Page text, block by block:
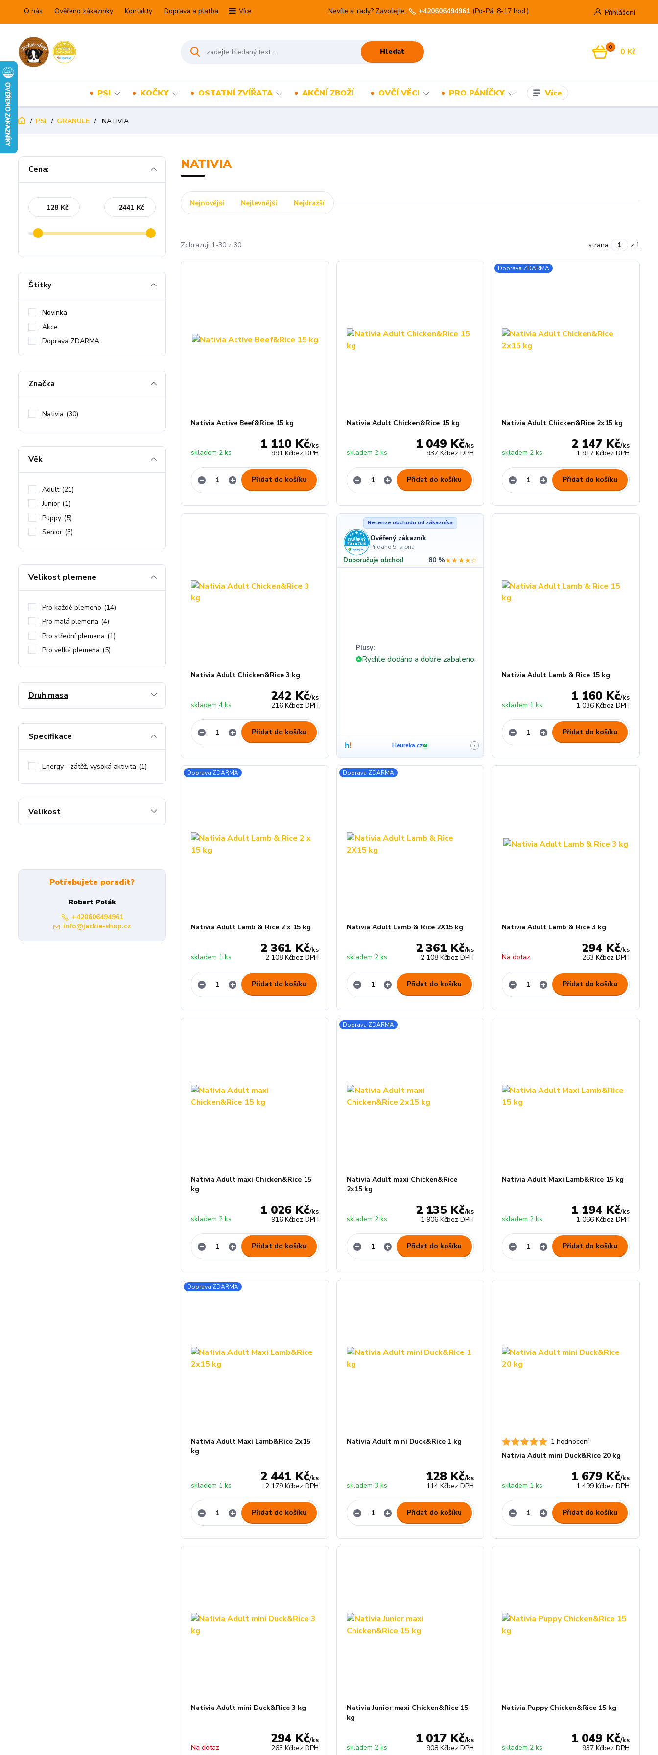
O nás Ověřeno zákazníky Kontakty Doprava a platba Více Přihlášení
Hledat
Nevíte si rady? Zavolejte. +420606494961 (Po-Pá, 8-17 hod.)
0 0 Kč
PSI KOČKY OSTATNÍ ZVÍŘATA AKČNÍ ZBOŽÍ OVČÍ VĚCI PRO PÁNÍČKY Více
PSI GRANULE NATIVIA
NATIVIA
Nejnovější Nejlevnější Nejdražší
Zobrazuji 1-30 z 30 strana z 1
Nativia Active Beef&Rice 15 kg
1 110 Kč/ks
991 Kčbez DPH
skladem 2 ks
Přidat do košíku
Nativia Adult Chicken&Rice 15 kg
1 049 Kč/ks
937 Kčbez DPH
skladem 2 ks
Přidat do košíku
Doprava ZDARMA
Nativia Adult Chicken&Rice 2x15 kg
2 147 Kč/ks
1 917 Kčbez DPH
skladem 2 ks
Přidat do košíku
Nativia Adult Chicken&Rice 3 kg
242 Kč/ks
216 Kčbez DPH
skladem 4 ks
Přidat do košíku
Recenze obchodu od zákazníka
Ověřený zákazník
Přidáno 5. srpna
Doporučuje obchod 80 %★★★★☆
Plusy:
+ Rychle dodáno a dobře zabaleno.
Heureka.cz ✓ i
Nativia Adult Lamb & Rice 15 kg
1 160 Kč/ks
1 036 Kčbez DPH
skladem 1 ks
Přidat do košíku
Doprava ZDARMA
Nativia Adult Lamb & Rice 2 x 15 kg
2 361 Kč/ks
2 108 Kčbez DPH
skladem 1 ks
Přidat do košíku
Doprava ZDARMA
Nativia Adult Lamb & Rice 2X15 kg
2 361 Kč/ks
2 108 Kčbez DPH
skladem 2 ks
Přidat do košíku
Nativia Adult Lamb & Rice 3 kg
294 Kč/ks
263 Kčbez DPH
Na dotaz
Přidat do košíku
Nativia Adult maxi Chicken&Rice 15
kg
1 026 Kč/ks
916 Kčbez DPH
skladem 2 ks
Přidat do košíku
Doprava ZDARMA
Nativia Adult maxi Chicken&Rice
2x15 kg
2 135 Kč/ks
1 906 Kčbez DPH
skladem 2 ks
Přidat do košíku
Nativia Adult Maxi Lamb&Rice 15 kg
1 194 Kč/ks
1 066 Kčbez DPH
skladem 2 ks
Přidat do košíku
Doprava ZDARMA
Nativia Adult Maxi Lamb&Rice 2x15
kg
2 441 Kč/ks
2 179 Kčbez DPH
skladem 1 ks
Přidat do košíku
Nativia Adult mini Duck&Rice 1 kg
128 Kč/ks
114 Kčbez DPH
skladem 3 ks
Přidat do košíku
Nativia Adult mini Duck&Rice 20 kg
1 679 Kč/ks
1 499 Kčbez DPH
skladem 1 ks
1 hodnocení
Přidat do košíku
Nativia Adult mini Duck&Rice 3 kg
294 Kč/ks
263 Kčbez DPH
Na dotaz
Nativia Junior maxi Chicken&Rice 15
kg
1 017 Kč/ks
908 Kčbez DPH
skladem 2 ks
Nativia Puppy Chicken&Rice 15 kg
1 049 Kč/ks
937 Kčbez DPH
skladem 2 ks
Cena:
Kč Kč
Štítky
Novinka
Akce
Doprava ZDARMA
Značka
Nativia (30)
Věk
Adult (21)
Junior (1)
Puppy (5)
Senior (3)
Velikost plemene
Pro každé plemeno (14)
Pro malá plemena (4)
Pro střední plemena (1)
Pro velká plemena (5)
Druh masa
Specifikace
Energy - zátěž, vysoká aktivita (1)
Velikost
Potřebujete poradit?
Robert Polák
+420606494961
info@jackie-shop.cz